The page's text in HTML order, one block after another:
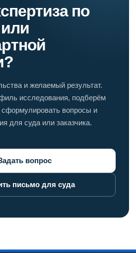
по
и желаемый результат.
исследования, подберём
вопросы и
для суда или заказчика.
вопрос
письмо для суда